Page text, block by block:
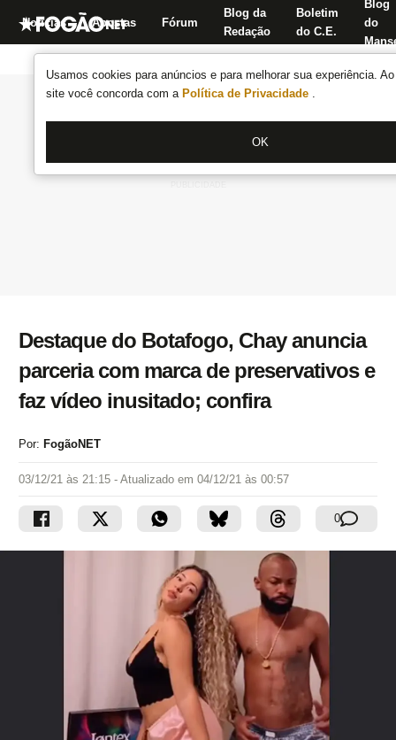
Usamos cookies para anúncios e para melhorar sua experiência.
site você concorda com a Política de Privacidade .
OK
Notícias Apostas Fórum
Blog da
Redação
Boletim
do C.E.
Blog
do
Destaque do Botafogo, Chay anuncia
parceria com marca de preservativos e
faz vídeo inusitado; confira
Por: FogãoNET
03/12/21 às 21:15 - Atualizado em 04/12/21 às 00:57
0